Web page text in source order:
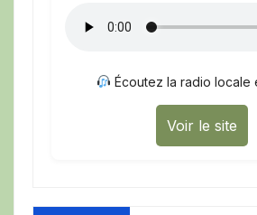
Écoutez la radio locale
Voir le site